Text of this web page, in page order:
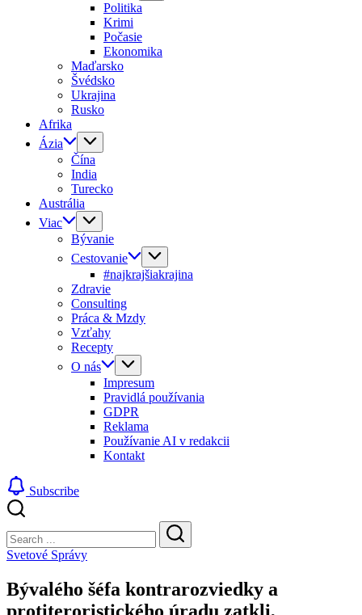
Politika
Krimi
Počasie
Ekonomika
Maďarsko
Švédsko
Ukrajina
Rusko
Afrika
Ázia
Čína
India
Turecko
Austrália
Viac
Bývanie
Cestovanie
#najkrajšiakrajina
Zdravie
Consulting
Práca & Mzdy
Vzťahy
Recepty
O nás
Impresum
Pravidlá používania
GDPR
Reklama
Používanie AI v redakcii
Kontakt
Subscribe
Search
Search
Svetové Správy
Bývalého šéfa kontrarozviedky a